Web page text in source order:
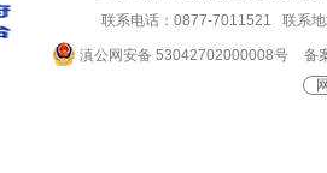
联系电话：0877-7011521 联系
滇公网安备 53042702000008号
备